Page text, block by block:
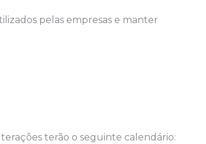
pelas empresas e manter
terão o seguinte calendário: